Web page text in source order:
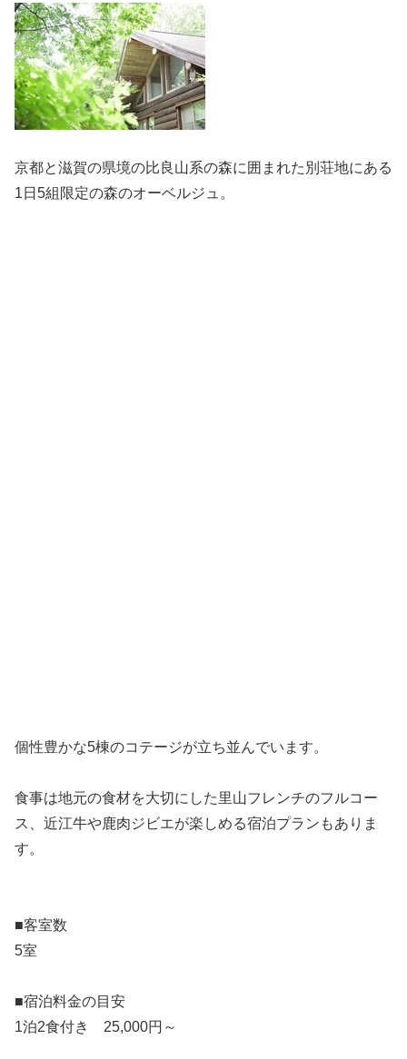
京都と滋賀の県境の比良山系の森に囲まれた別荘地にある
1日5組限定の森のオーベルジュ。
個性豊かな5棟のコテージが立ち並んでいます。
食事は地元の食材を大切にした里山フレンチのフルコー
ス、近江牛や鹿肉ジビエが楽しめる宿泊プランもありま
す。
■客室数
5室
■宿泊料金の目安
1泊2食付き 25,000円～